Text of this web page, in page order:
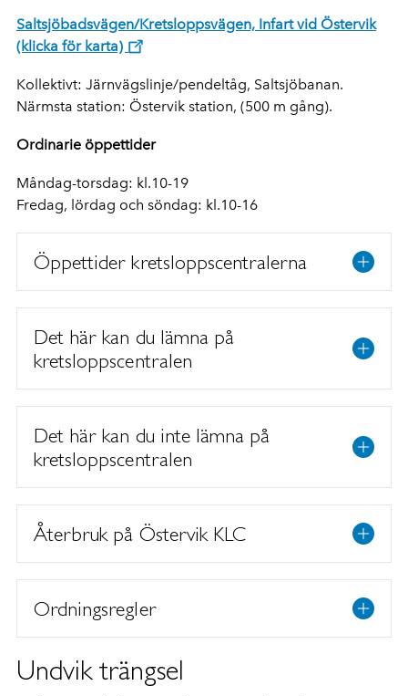
Saltsjöbadsvägen/Kretsloppsvägen, Infart vid Östervik
(klicka för karta)
Kollektivt: Järnvägslinje/pendeltåg, Saltsjöbanan.
Närmsta station: Östervik station, (500 m gång).
Ordinarie öppettider
Måndag-torsdag: kl.10-19
Fredag, lördag och söndag: kl.10-16
Öppettider kretsloppscentralerna
Det här kan du lämna på
kretsloppscentralen
Det här kan du inte lämna på
kretsloppscentralen
Återbruk på Östervik KLC
Ordningsregler
Undvik trängsel